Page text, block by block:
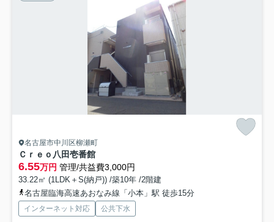
名古屋市中川区柳瀬町
Ｃｒｅｏ八田壱番館
6.55万円 管理/共益費3,000円
33.22㎡ (1LDK＋S(納戸)) /築10年 /2階建
名古屋臨海高速あおなみ線「小本」駅 徒歩15分
インターネット対応 公共下水